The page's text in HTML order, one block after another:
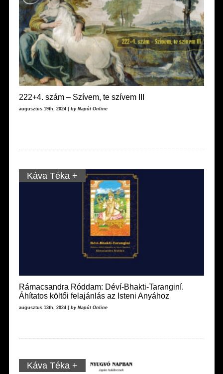
222+4. szám – Szívem, te szívem III
augusztus 19th, 2024 | by Napút Online
Káva Téka +
Rámacsandra Róddam: Déví-Bhakti-Taranginí.
Áhítatos költői felajánlás az Isteni Anyához
augusztus 13th, 2024 | by Napút Online
Káva Téka +